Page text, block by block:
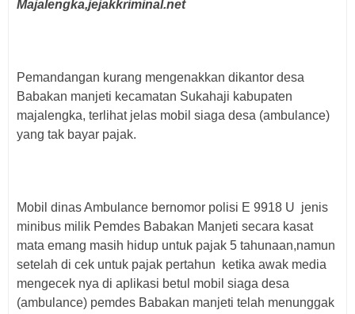
Majalengka,jejakkriminal.net
Pemandangan kurang mengenakkan dikantor desa
Babakan manjeti kecamatan Sukahaji kabupaten
majalengka, terlihat jelas mobil siaga desa (ambulance)
yang tak bayar pajak.
Mobil dinas Ambulance bernomor polisi E 9918 U jenis
minibus milik Pemdes Babakan Manjeti secara kasat
mata emang masih hidup untuk pajak 5 tahunaan,namun
setelah di cek untuk pajak pertahun ketika awak media
mengecek nya di aplikasi betul mobil siaga desa
(ambulance) pemdes Babakan manjeti telah menunggak